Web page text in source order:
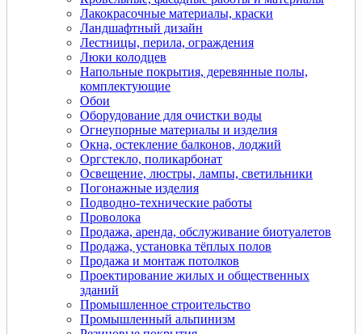
Лакокрасочные материалы, краски
Ландшафтный дизайн
Лестницы, перила, ограждения
Люки колодцев
Напольные покрытия, деревянные полы,
комплектующие
Обои
Оборудование для очистки воды
Огнеупорные материалы и изделия
Окна, остекление балконов, лоджий
Оргстекло, поликарбонат
Освещение, люстры, лампы, светильники
Погонажные изделия
Подводно-технические работы
Проволока
Продажа, аренда, обслуживание биотуалетов
Продажа, установка тёплых полов
Продажа и монтаж потолков
Проектирование жилых и общественных
зданий
Промышленное строительство
Промышленный альпинизм